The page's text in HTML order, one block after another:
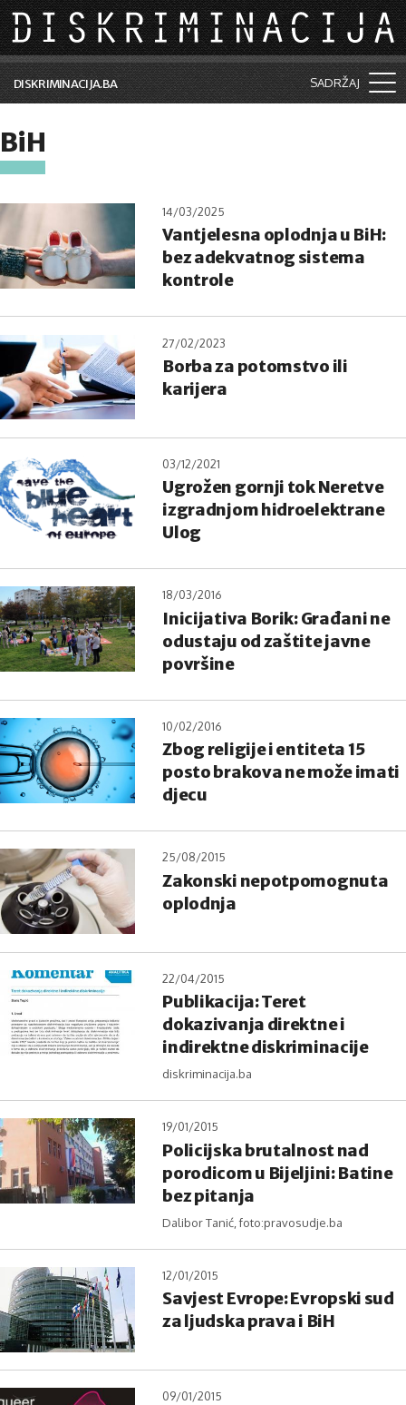
Skip to main content
DISKRIMINACIJA.BA SADRŽAJ
Vijesti i događaji
Kolumne
Lične priče
Saradnja sa medijima
Pretraga
BiH
14/03/2025
Vantjelesna oplodnja u BiH:
bez adekvatnog sistema
kontrole
27/02/2023
Borba za potomstvo ili
karijera
03/12/2021
Ugrožen gornji tok Neretve
izgradnjom hidroelektrane
Ulog
18/03/2016
Inicijativa Borik: Građani ne
odustaju od zaštite javne
površine
10/02/2016
Zbog religije i entiteta 15
posto brakova ne može imati
djecu
25/08/2015
Zakonski nepotpomognuta
oplodnja
22/04/2015
Publikacija: Teret
dokazivanja direktne i
indirektne diskriminacije
diskriminacija.ba
19/01/2015
Policijska brutalnost nad
porodicom u Bijeljini: Batine
bez pitanja
Dalibor Tanić, foto:pravosudje.ba
12/01/2015
Savjest Evrope: Evropski sud
za ljudska prava i BiH
09/01/2015